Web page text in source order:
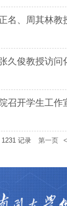
名、周其林教
久俊教授访问
召开学生工作
1231 记录 第一页